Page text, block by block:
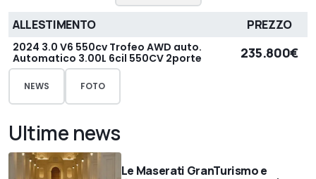
ALLESTIMENTO PREZZO
2024 3.0 V6 550cv Trofeo AWD auto.
Automatico 3.00L 6cil 550CV 2porte
235.800€
NEWS FOTO
Ultime news
Le Maserati GranTurismo e